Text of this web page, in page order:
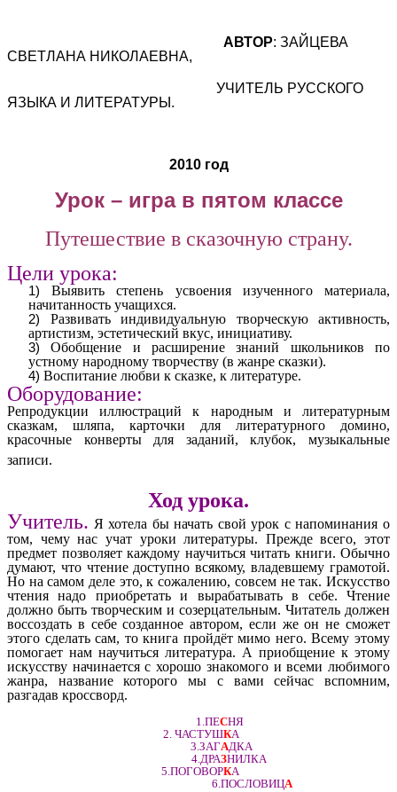
АВТОР: ЗАЙЦЕВА
СВЕТЛАНА НИКОЛАЕВНА,
УЧИТЕЛЬ РУССКОГО
ЯЗЫКА И ЛИТЕРАТУРЫ.
2010 год
Урок – игра в пятом классе
Путешествие в сказочную страну.
Цели урока:
Выявить степень усвоения изученного материала,
начитанность учащихся.
Развивать индивидуальную творческую активность,
артистизм, эстетический вкус, инициативу.
Обобщение и расширение знаний школьников по
устному народному творчеству (в жанре сказки).
Воспитание любви к сказке, к литературе.
Оборудование:
Репродукции иллюстраций к народным и литературным
сказкам, шляпа, карточки для литературного домино,
красочные конверты для заданий, клубок, музыкальные
записи.
Ход урока.
Учитель. Я хотела бы начать свой урок с напоминания о
том, чему нас учат уроки литературы. Прежде всего, этот
предмет позволяет каждому научиться читать книги. Обычно
думают, что чтение доступно всякому, владевшему грамотой.
Но на самом деле это, к сожалению, совсем не так. Искусство
чтения надо приобретать и вырабатывать в себе. Чтение
должно быть творческим и созерцательным. Читатель должен
воссоздать в себе созданное автором, если же он не сможет
этого сделать сам, то книга пройдёт мимо него. Всему этому
помогает нам научиться литература. А приобщение к этому
искусству начинается с хорошо знакомого и всеми любимого
жанра, название которого мы с вами сейчас вспомним,
разгадав кроссворд.
1.ПЕСНЯ
2. ЧАСТУШКА
3.ЗАГАДКА
4.ДРАЗНИЛКА
5.ПОГОВОРКА
6.ПОСЛОВИЦА